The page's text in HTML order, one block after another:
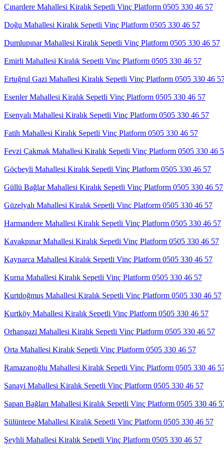
Çınardere Mahallesi Kiralık Sepetli Vinç Platform 0505 330 46 57
Doğu Mahallesi Kiralık Sepetli Vinç Platform 0505 330 46 57
Dumlupınar Mahallesi Kiralık Sepetli Vinç Platform 0505 330 46 57
Emirli Mahallesi Kiralık Sepetli Vinç Platform 0505 330 46 57
Ertuğrul Gazi Mahallesi Kiralık Sepetli Vinç Platform 0505 330 46
Esenler Mahallesi Kiralık Sepetli Vinç Platform 0505 330 46 57
Esenyalı Mahallesi Kiralık Sepetli Vinç Platform 0505 330 46 57
Fatih Mahallesi Kiralık Sepetli Vinç Platform 0505 330 46 57
Fevzi Çakmak Mahallesi Kiralık Sepetli Vinç Platform 0505 330 46
Göçbeyli Mahallesi Kiralık Sepetli Vinç Platform 0505 330 46 57
Güllü Bağlar Mahallesi Kiralık Sepetli Vinç Platform 0505 330 46 57
Güzelyalı Mahallesi Kiralık Sepetli Vinç Platform 0505 330 46 57
Harmandere Mahallesi Kiralık Sepetli Vinç Platform 0505 330 46 57
Kavakpınar Mahallesi Kiralık Sepetli Vinç Platform 0505 330 46 57
Kaynarca Mahallesi Kiralık Sepetli Vinç Platform 0505 330 46 57
Kurna Mahallesi Kiralık Sepetli Vinç Platform 0505 330 46 57
Kurtdoğmuş Mahallesi Kiralık Sepetli Vinç Platform 0505 330 46 57
Kurtköy Mahallesi Kiralık Sepetli Vinç Platform 0505 330 46 57
Orhangazi Mahallesi Kiralık Sepetli Vinç Platform 0505 330 46 57
Orta Mahallesi Kiralık Sepetli Vinç Platform 0505 330 46 57
Ramazanoğlu Mahallesi Kiralık Sepetli Vinç Platform 0505 330 46
Sanayi Mahallesi Kiralık Sepetli Vinç Platform 0505 330 46 57
Sapan Bağları Mahallesi Kiralık Sepetli Vinç Platform 0505 330 46
Sülüntepe Mahallesi Kiralık Sepetli Vinç Platform 0505 330 46 57
Şeyhli Mahallesi Kiralık Sepetli Vinç Platform 0505 330 46 57